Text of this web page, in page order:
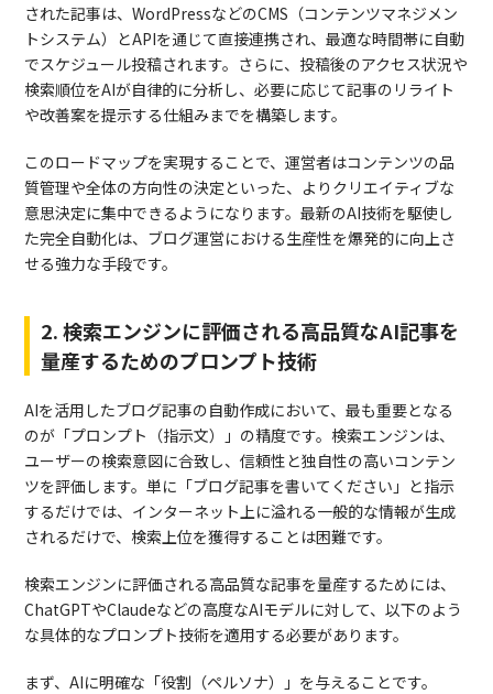
された記事は、WordPressなどのCMS（コンテンツマネジメン
トシステム）とAPIを通じて直接連携され、最適な時間帯に自動
でスケジュール投稿されます。さらに、投稿後のアクセス状況や
検索順位をAIが自律的に分析し、必要に応じて記事のリライト
や改善案を提示する仕組みまでを構築します。
このロードマップを実現することで、運営者はコンテンツの品
質管理や全体の方向性の決定といった、よりクリエイティブな
意思決定に集中できるようになります。最新のAI技術を駆使し
た完全自動化は、ブログ運営における生産性を爆発的に向上さ
せる強力な手段です。
2. 検索エンジンに評価される高品質なAI記事を
量産するためのプロンプト技術
AIを活用したブログ記事の自動作成において、最も重要となる
のが「プロンプト（指示文）」の精度です。検索エンジンは、
ユーザーの検索意図に合致し、信頼性と独自性の高いコンテン
ツを評価します。単に「ブログ記事を書いてください」と指示
するだけでは、インターネット上に溢れる一般的な情報が生成
されるだけで、検索上位を獲得することは困難です。
検索エンジンに評価される高品質な記事を量産するためには、
ChatGPTやClaudeなどの高度なAIモデルに対して、以下のよう
な具体的なプロンプト技術を適用する必要があります。
まず、AIに明確な「役割（ペルソナ）」を与えることです。